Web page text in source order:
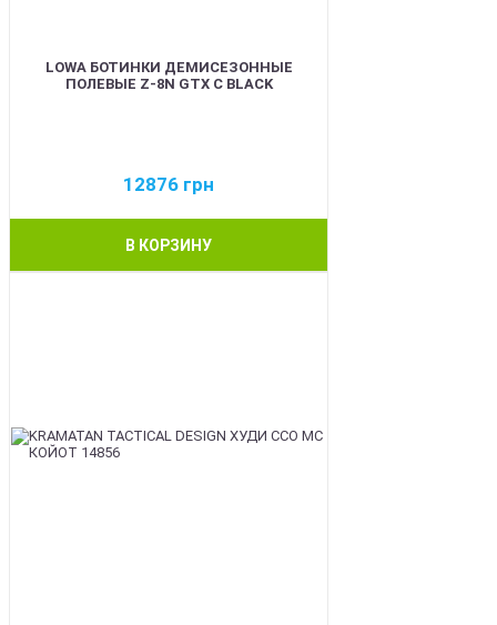
LOWA БОТИНКИ ДЕМИСЕЗОННЫЕ
ПОЛЕВЫЕ Z-8N GTX C BLACK
12876 грн
В КОРЗИНУ